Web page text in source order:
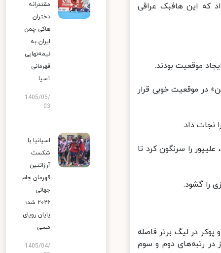
داد که این هافبک عراقی
در موقعیت خوبی قرار
داد.
علیپور را سرنگون کرد تا
را گشود.
و پوکر در لیگ برتر فاصله
و شهرخودرو با یک بازی کمتر و ۴۱ امتیاز در رتبه‌های دوم و سوم
مقتدرانه
دختران
هاکی چمن
ایران به
نیمه‌نهایی
قهرمانی
آسیا
1405/05/
03
اسپانیا با
شکست
آرژانتین
قهرمان جام
جهانی
۲۰۲۶ شد؛
پایان رویای
مسی
1405/04/